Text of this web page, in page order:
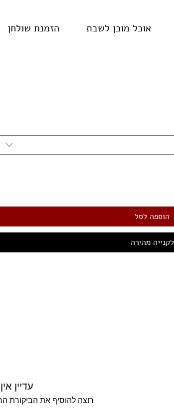
אוכל מוכן לשבת הזמנת שולחן
הוספה לסל
לקנייה מהירה
עדיין
רוצה להוסיף את הביקורת